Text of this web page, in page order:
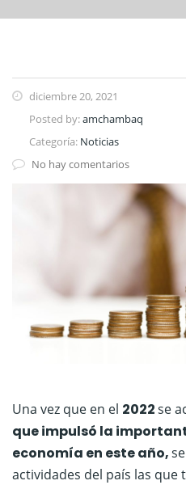
diciembre 20, 2021
Posted by:amchambaq
Categoría: Noticias
No hay comentarios
Una vez que en el 2022se
que impulsó la
economía en este año,
actividades del país las que